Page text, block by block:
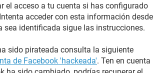
el acceso a tu cuenta si has configurado
acceder con esta información desde
sea identificada sigue las instrucciones.
sido pirateada consulta la siguiente
de Facebook 'hackeada'. Ten en cuenta